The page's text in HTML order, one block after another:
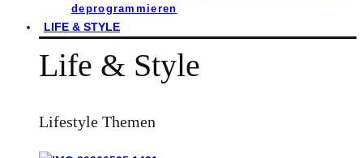
deprogrammieren
LIFE & STYLE
Life & Style
Lifestyle Themen